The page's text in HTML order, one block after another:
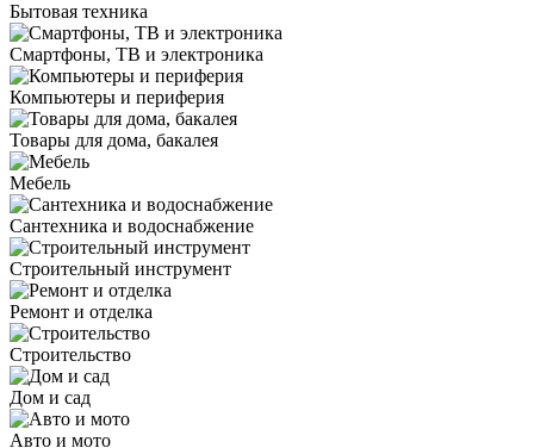
Бытовая техника
Смартфоны, ТВ и электроника
Компьютеры и периферия
Товары для дома, бакалея
Мебель
Сантехника и водоснабжение
Строительный инструмент
Ремонт и отделка
Строительство
Дом и сад
Авто и мото